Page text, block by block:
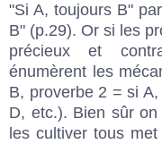
"Si A, toujours B"
B" (p.29). Or si les
précieux et
énumèrent les
B, proverbe 2 = si
D, etc.). Bien sûr
les cultiver tous